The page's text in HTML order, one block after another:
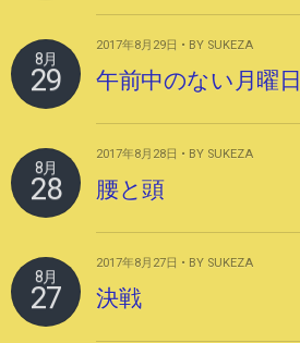
8月
29
2017年8月29日 • BY SUKEZA
午前中のない月曜日
8月
28
2017年8月28日 • BY SUKEZA
腰と頭
8月
27
2017年8月27日 • BY SUKEZA
決戦